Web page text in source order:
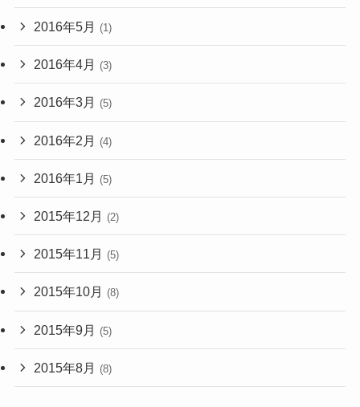
2016年5月 (1)
2016年4月 (3)
2016年3月 (5)
2016年2月 (4)
2016年1月 (5)
2015年12月 (2)
2015年11月 (5)
2015年10月 (8)
2015年9月 (5)
2015年8月 (8)